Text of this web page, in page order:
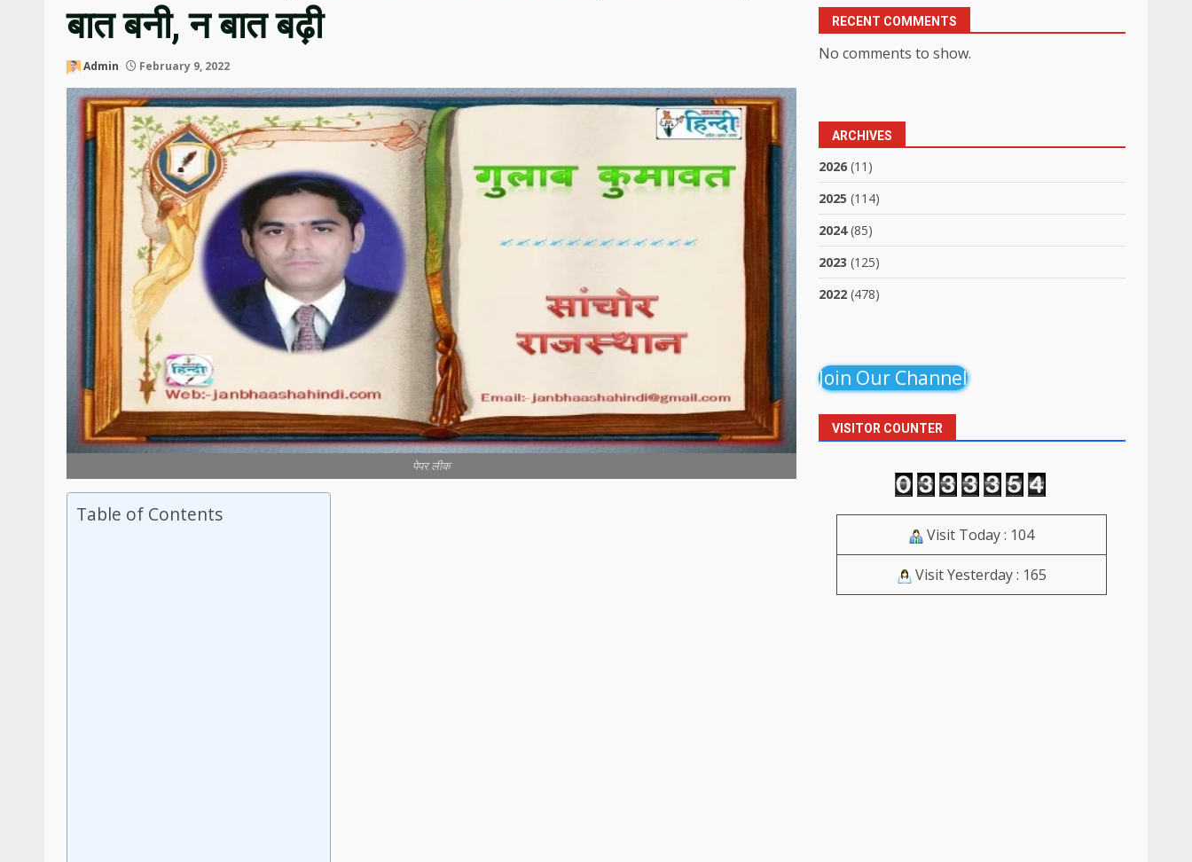
बात बनी, न बात बढ़ी
Admin February 9, 2022
पेपर लीक
Table of Contents
RECENT COMMENTS
No comments to show.
ARCHIVES
2026 (11)
2025 (114)
2024(85)
2023 (125)
2022 (478)
Join Our Channel
VISITOR COUNTER
Visit Today : 104
Visit Yesterday : 165